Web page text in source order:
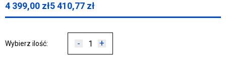
4 399,00 zł5 410,77 zł
Wybierz ilość: - +